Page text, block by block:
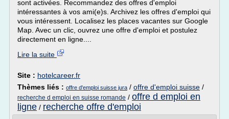
sont activées. Recommandez des offres d'emploi
intéressantes à vos ami(e)s. Archivez les offres d'emploi qui
vous intéressent. Localisez les places vacantes sur Google
Map. Avec un clic, ouvrez une offre d'emploi et postulez
directement en ligne....
Lire la suite
Site : hotelcareer.fr
Thèmes liés : offre d'emploi suisse jura / offre d'emploi suisse /
recherche d emploi en suisse romande / offre d emploi en
ligne / recherche offre d'emploi